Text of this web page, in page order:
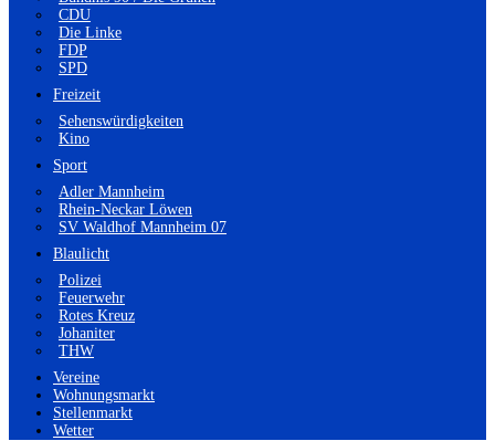
CDU
Die Linke
FDP
SPD
Freizeit
Sehenswürdigkeiten
Kino
Sport
Adler Mannheim
Rhein-Neckar Löwen
SV Waldhof Mannheim 07
Blaulicht
Polizei
Feuerwehr
Rotes Kreuz
Johaniter
THW
Vereine
Wohnungsmarkt
Stellenmarkt
Wetter